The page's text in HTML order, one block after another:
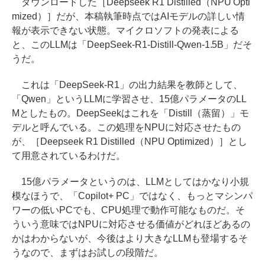
mized）］だが、本稿執筆時点ではAIモデルの詳しい情
報が表示できない状態。マイクロソフトの発表による
と、このLLMは「DeepSeek-R1-Distill-Qwen-1.5B」だそ
うだ。
これは「DeepSeek-R1」の出力結果を教師として、
「Qwen」というLLMに学習させ、15億パラメータのLL
Mとしたもの。DeepSeekはこれを「Distill（蒸留）」モ
デルと呼んでいる。この処理をNPUに対応させたもの
が、［Deepseek R1 Distilled（NPU Optimized）］とし
て用意されているわけだ。
15億パラメータというのは、LLMとしてはかなり小規
模なほうで、「Copilot+ PC」ではなく、もっとマシンパ
ワーの低いPCでも、CPU処理で動作可能なものだ。そ
ういう意味ではNPUに対応させる価値がどれほどあるの
かはわからないが、今後はより大きなLLMも登場するそ
うなので、まずはお試しの段階だ。